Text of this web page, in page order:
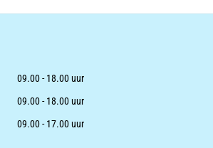
09.00 - 18.00 uur
09.00 - 18.00 uur
09.00 - 17.00 uur